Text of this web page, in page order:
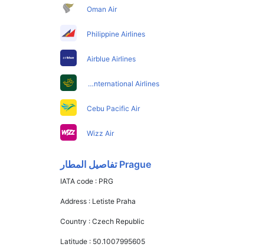
Oman Air
Philippine Airlines
Airblue Airlines
Pakistan International Airlines
Cebu Pacific Air
Wizz Air
Prague تفاصيل المطار
IATA code : PRG
Address : Letiste Praha
Country :Czech Republic
Latitude : 50.1007995605